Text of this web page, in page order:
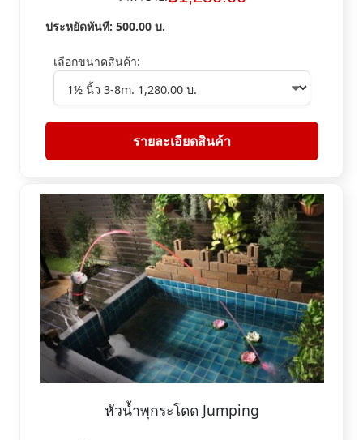
ประหยัดทันที: 500.00บ.
เลือกขนาดสินค้า:
รายละเอียดสินค้า
หัวน้ำพุกระโดด Jumping